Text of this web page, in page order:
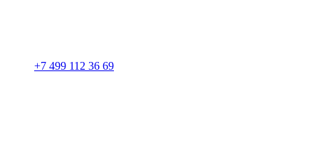
+7 499 112 36 69